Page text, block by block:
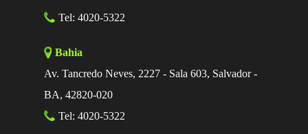
Tel: 4020-5322
Bahia
Av. Tancredo Neves, 2227 - Sala 603, Salvador -
BA, 42820-020
Tel: 4020-5322